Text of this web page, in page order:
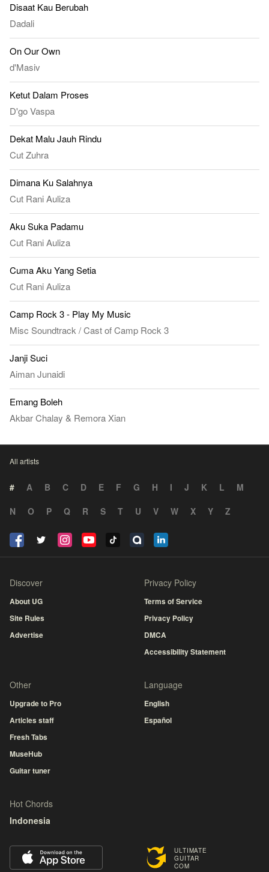
Disaat Kau Berubah
Dadali
On Our Own
d'Masiv
Ketut Dalam Proses
D'go Vaspa
Dekat Malu Jauh Rindu
Cut Zuhra
Dimana Ku Salahnya
Cut Rani Auliza
Aku Suka Padamu
Cut Rani Auliza
Cuma Aku Yang Setia
Cut Rani Auliza
Camp Rock 3 - Play My Music
Misc Soundtrack/Cast of Camp Rock 3
Janji Suci
Aiman Junaidi
Emang Boleh
Akbar Chalay & Remora Xian
All artists
# A B C D E F G H I J K L
M
N
O P Q R S T U V W X Y Z
ULTIMATE
GUITAR
COM
Discover
About UG
Site Rules
Advertise
Privacy Policy
Terms of Service
Privacy Policy
DMCA
Accessibility Statement
Other
Upgrade to Pro
Articles staff
Fresh Tabs
MuseHub
Guitar tuner
Language
English
Español
Hot Chords
Indonesia